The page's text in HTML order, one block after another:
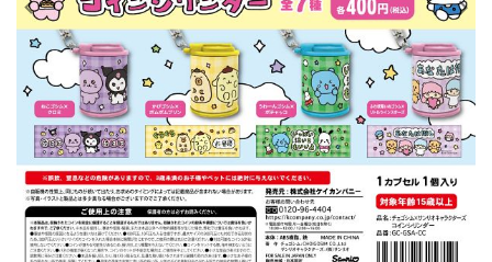
販促用空カプセル
レンタル
景品・玩具・文具
販促用カプセルトイ